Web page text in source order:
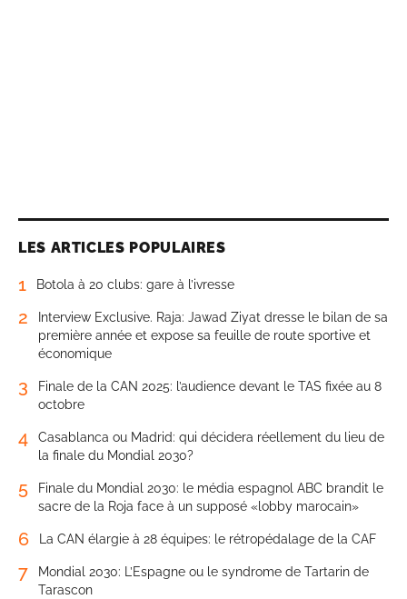
LES ARTICLES POPULAIRES
1 Botola à 20 clubs: gare à l’ivresse
2
Interview Exclusive. Raja: Jawad Ziyat dresse le bilan de sa
première année et expose sa feuille de route sportive et
économique
3
Finale de la CAN 2025: l’audience devant le TAS fixée au 8
octobre
4
Casablanca ou Madrid: qui décidera réellement du lieu de
la finale du Mondial 2030?
5
Finale du Mondial 2030: le média espagnol ABC brandit le
sacre de la Roja face à un supposé «lobby marocain»
6 La CAN élargie à 28 équipes: le rétropédalage de la CAF
7
Mondial 2030: L’Espagne ou le syndrome de Tartarin de
Tarascon